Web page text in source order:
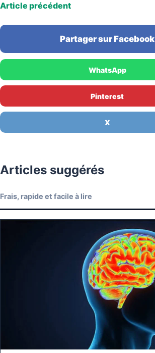
Article précédent
Partager sur Facebook
WhatsApp
Pinterest
X
Articles suggérés
Frais, rapide et facile à lire